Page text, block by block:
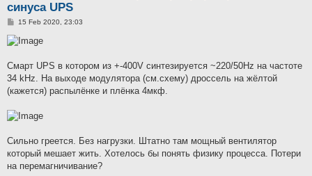
синуса UPS
P
s
t
15 Feb 2020, 23:03
Смарт UPS в котором из +-400V синтезируется ~220/50Hz на частоте
34 kHz. На выходе модулятора (см.схему) дроссель на жёлтой
(кажется) распылёнке и плёнка 4мкф.
Сильно греется. Без нагрузки. Штатно там мощный вентилятор
который мешает жить. Хотелось бы понять физику процесса. Потери
на перемагничивание?